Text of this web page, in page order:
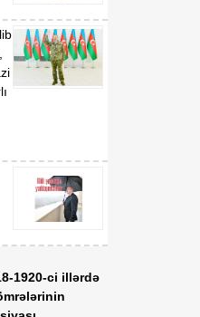
1920-ci illərdə